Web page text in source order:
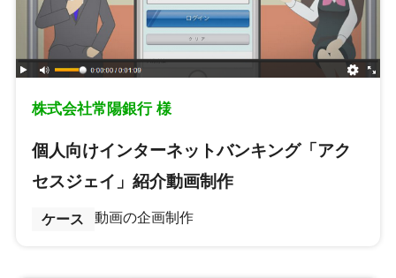
株式会社常陽銀行 様
個人向けインターネットバンキング「アク
セスジェイ」紹介動画制作
ケース 動画の企画制作